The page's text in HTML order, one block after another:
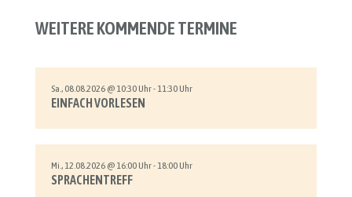
WEITERE KOMMENDE TERMINE
Sa., 08.08.2026 @ 10:30 Uhr - 11:30 Uhr
EINFACH VORLESEN
Mi., 12.08.2026 @ 16:00 Uhr - 18:00 Uhr
SPRACHENTREFF